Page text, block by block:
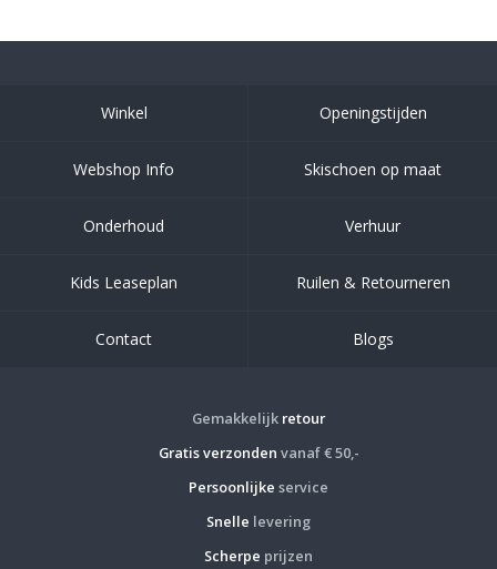
Winkel Openingstijden
Webshop Info Skischoen op maat
Onderhoud Verhuur
Kids Leaseplan Ruilen & Retourneren
Contact Blogs
Gemakkelijk retour
Gratis verzonden vanaf € 50,-
Persoonlijke service
Snelle levering
Scherpe prijzen